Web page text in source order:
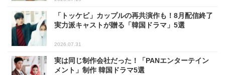
「トッケビ」カップルの再共演作も！8月配信終了
実力派キャストが贈る「韓国ドラマ」5選
2026.07.31
実は同じ制作会社だった！「PANエンターテイン
メント」制作 韓国ドラマ5選